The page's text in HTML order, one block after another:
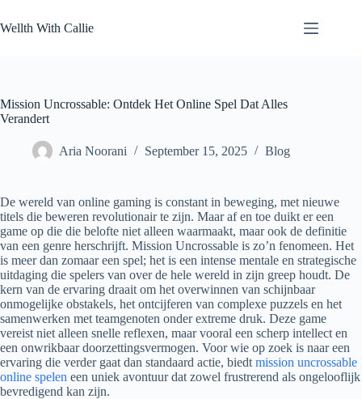
to
content
Wellth With Callie
Mission Uncrossable: Ontdek Het Online Spel Dat Alles
Verandert
Aria Noorani September 15, 2025 Blog
De wereld van online gaming is constant in beweging, met nieuwe
titels die beweren revolutionair te zijn. Maar af en toe duikt er een
game op die die belofte niet alleen waarmaakt, maar ook de definitie
van een genre herschrijft. Mission Uncrossable is zo’n fenomeen. Het
is meer dan zomaar een spel; het is een intense mentale en strategische
uitdaging die spelers van over de hele wereld in zijn greep houdt. De
kern van de ervaring draait om het overwinnen van schijnbaar
onmogelijke obstakels, het ontcijferen van complexe puzzels en het
samenwerken met teamgenoten onder extreme druk. Deze game
vereist niet alleen snelle reflexen, maar vooral een scherp intellect en
een onwrikbaar doorzettingsvermogen. Voor wie op zoek is naar een
ervaring die verder gaat dan standaard actie, biedt mission uncrossable
online spelen een uniek avontuur dat zowel frustrerend als ongelooflijk
bevredigend kan zijn.